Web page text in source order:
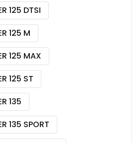
125 DTSI
125 M
125 MAX
125 ST
135
135 SPORT